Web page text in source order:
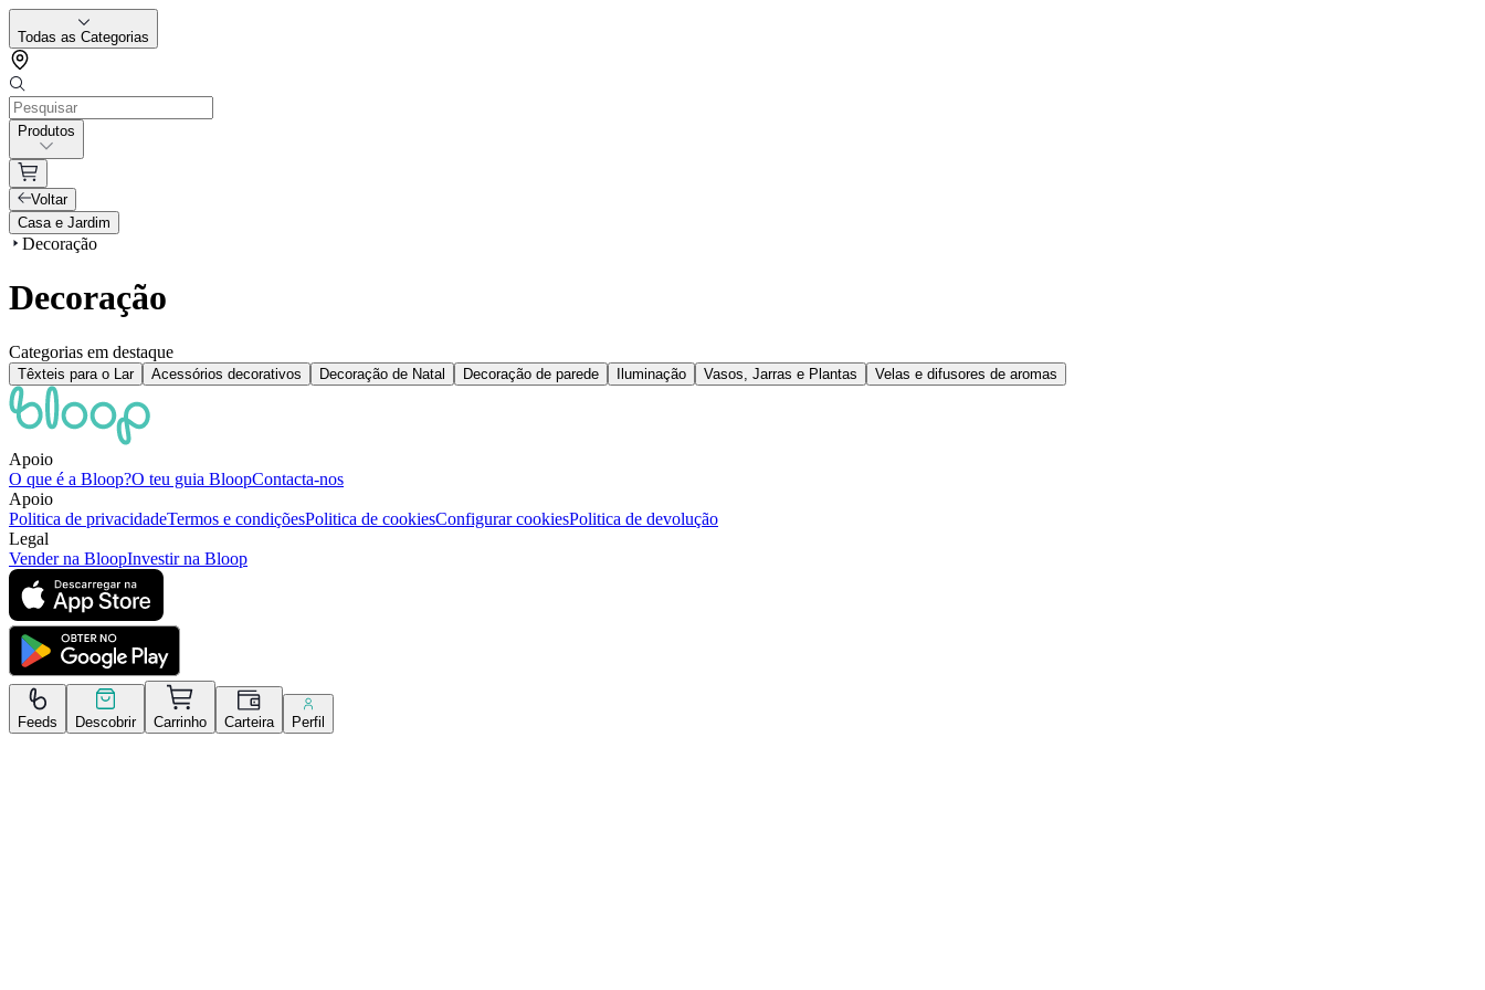
Todas as Categorias
Produtos
Voltar
Casa e Jardim
Decoração
Decoração
Categorias em destaque
Têxteis para o Lar Acessórios decorativos Decoração de Natal Decoração de parede Iluminação Vasos, Jarras e Plantas Velas e difusores de aromas
Apoio
O que é a Bloop?O teu guia BloopContacta-nos
Apoio
Politica de privacidadeTermos e condiçõesPolitica de cookiesConfigurar cookiesPolitica de devolução
Legal
Vender na BloopInvestir na Bloop
Feeds Descobrir Carrinho Carteira Perfil